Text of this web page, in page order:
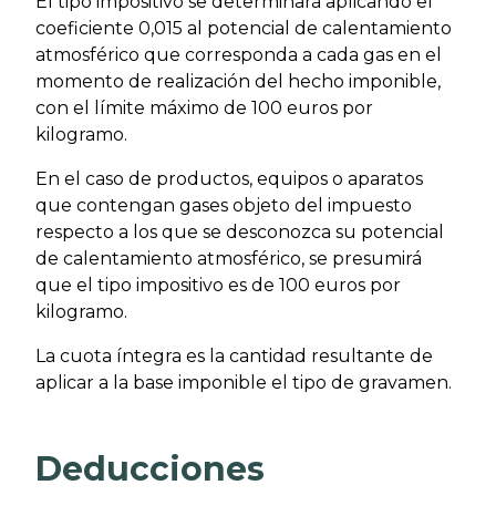
coeficiente 0,015 al potencial de calentamiento
atmosférico que corresponda a cada gas en el
momento de realización del hecho imponible,
con el límite máximo de 100 euros por
kilogramo.
En el caso de productos, equipos o aparatos
que contengan gases objeto del impuesto
respecto a los que se desconozca su potencial
de calentamiento atmosférico, se presumirá
que el tipo impositivo es de 100 euros por
kilogramo.
La cuota íntegra es la cantidad resultante de
aplicar a la base imponible el tipo de gravamen.
Deducciones